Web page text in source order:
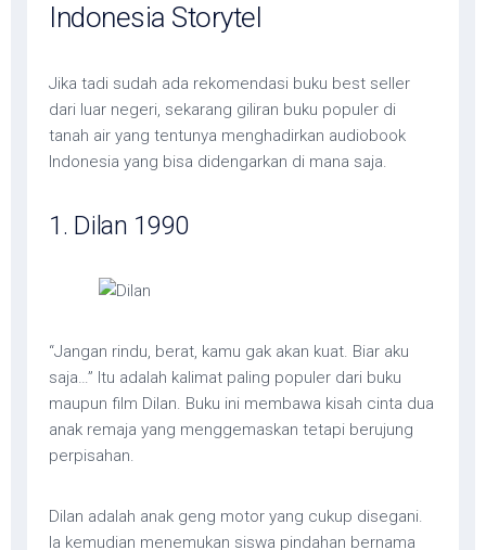
Indonesia Storytel
Jika tadi sudah ada rekomendasi buku best seller
dari luar negeri, sekarang giliran buku populer di
tanah air yang tentunya menghadirkan audiobook
Indonesia yang bisa didengarkan di mana saja.
1. Dilan 1990
“Jangan rindu, berat, kamu gak akan kuat. Biar aku
saja…” Itu adalah kalimat paling populer dari buku
maupun film Dilan. Buku ini membawa kisah cinta dua
anak remaja yang menggemaskan tetapi berujung
perpisahan.
Dilan adalah anak geng motor yang cukup disegani.
Ia kemudian menemukan siswa pindahan bernama